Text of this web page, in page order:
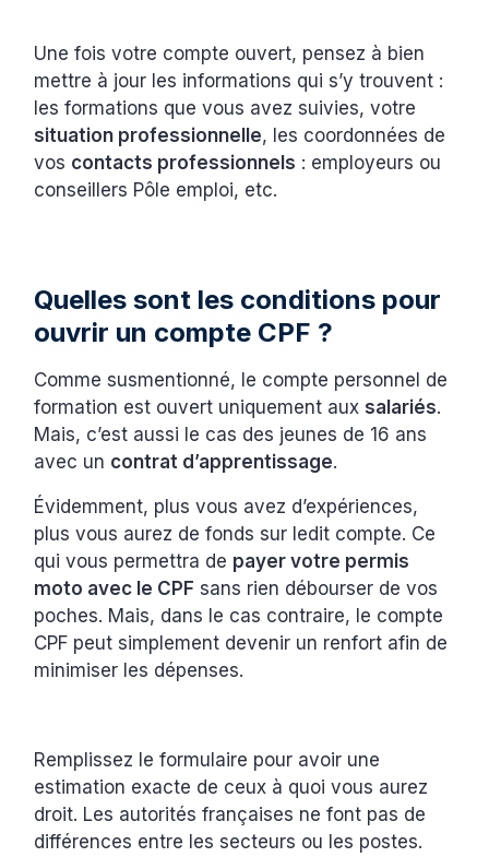
Une fois votre compte ouvert, pensez à bien
mettre à jour les informations qui s’y trouvent :
les formations que vous avez suivies, votre
situation professionnelle, les coordonnées de
vos contacts professionnels : employeurs ou
conseillers Pôle emploi, etc.
Quelles sont les conditions pour
ouvrir un compte CPF ?
Comme susmentionné, le compte personnel de
formation est ouvert uniquement auxsalariés.
Mais, c’est aussi le cas des jeunes de 16 ans
avec un contrat d’apprentissage.
Évidemment, plus vous avez d’expériences,
plus vous aurez de fonds sur ledit compte. Ce
qui vous permettra de payer votre permis
moto avec le CPF sans rien débourser de vos
poches. Mais, dans le cas contraire, le compte
CPF peut simplement devenir un renfort afin de
minimiser les dépenses.
Remplissez le formulaire pour avoir une
estimation exacte de ceux à quoi vous aurez
droit. Les autorités françaises ne font pas de
différences entre les secteurs ou les postes.